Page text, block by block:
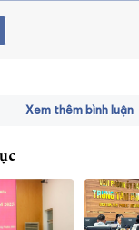
Xem thêm bình luận